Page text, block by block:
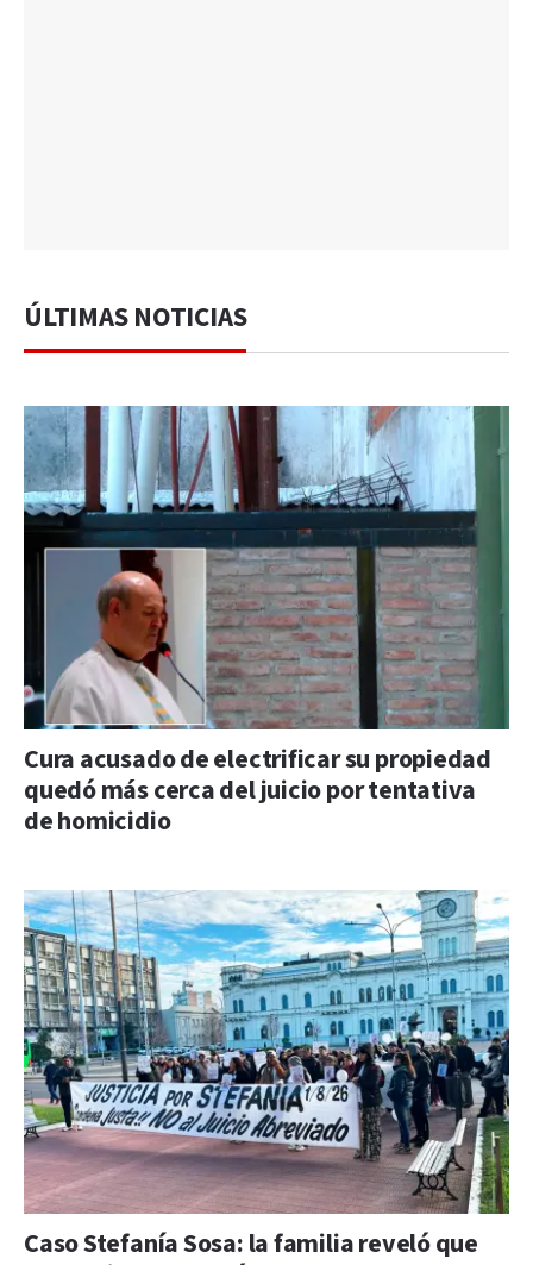
ÚLTIMAS NOTICIAS
Cura acusado de electrificar su propiedad
quedó más cerca del juicio por tentativa
de homicidio
Caso Stefanía Sosa: la familia reveló que